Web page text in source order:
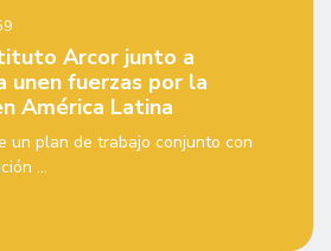
Arcor junto a
fuerzas por la
América Latina
un plan de trabajo conjunto con
...